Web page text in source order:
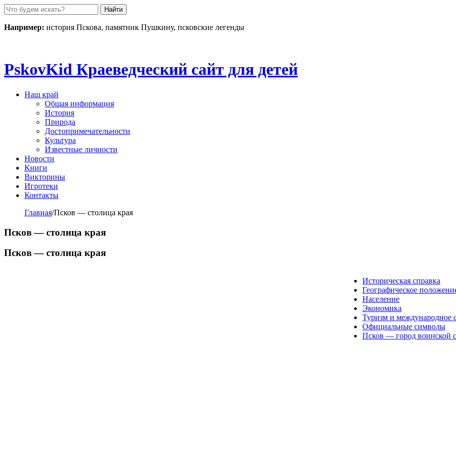
Пролистать
до
контента
Например: история Пскова, памятник Пушкину, псковские легенды
PskovKid Краеведческий сайт для детей
Наш край
Общая информация
История
Природа
Достопримечательности
Культура
Известные личности
Новости
Книги
Викторины
Игротеки
Контакты
Главная/Псков — столица края
Псков — столица края
Псков — столица края
Историческая справка
Географическое
Население
Экономика
Туризм и международное
Официальные символы
Псков — город воинской